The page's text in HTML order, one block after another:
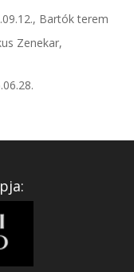
Bartók terem
Zenekar,